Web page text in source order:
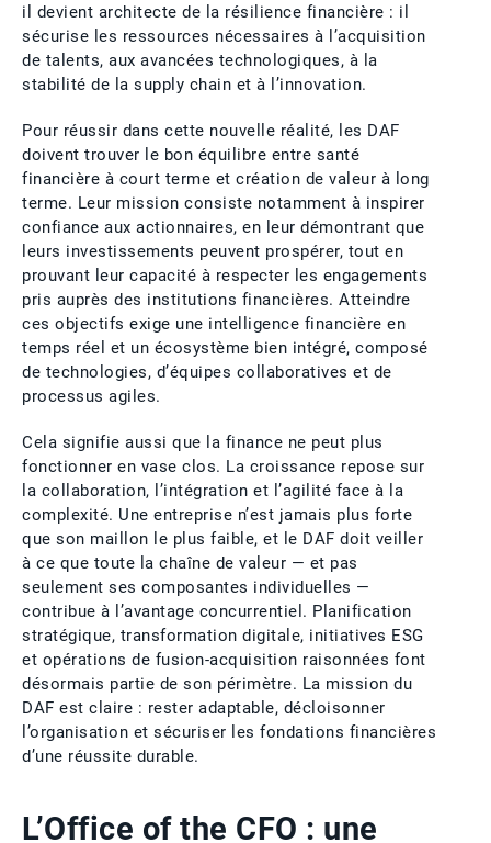
il devient architecte de la résilience financière : il
sécurise les ressources nécessaires à l’acquisition
de talents, aux avancées technologiques, à la
stabilité de la supply chain et à l’innovation.
Pour réussir dans cette nouvelle réalité, les DAF
doivent trouver le bon équilibre entre santé
financière à court terme et création de valeur à long
terme. Leur mission consiste notamment à inspirer
confiance aux actionnaires, en leur démontrant que
leurs investissements peuvent prospérer, tout en
prouvant leur capacité à respecter les engagements
pris auprès des institutions financières. Atteindre
ces objectifs exige une intelligence financière en
temps réel et un écosystème bien intégré, composé
de technologies, d’équipes collaboratives et de
processus agiles.
Cela signifie aussi que la finance ne peut plus
fonctionner en vase clos. La croissance repose sur
la collaboration, l’intégration et l’agilité face à la
complexité. Une entreprise n’est jamais plus forte
que son maillon le plus faible, et le DAF doit veiller
à ce que toute la chaîne de valeur — et pas
seulement ses composantes individuelles —
contribue à l’avantage concurrentiel. Planification
stratégique, transformation digitale, initiatives ESG
et opérations de fusion-acquisition raisonnées font
désormais partie de son périmètre. La mission du
DAF est claire : rester adaptable, décloisonner
l’organisation et sécuriser les fondations financières
d’une réussite durable.
L’Office of the CFO : une